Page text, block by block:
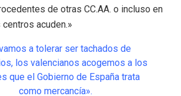
de otras CC.AA. o incluso en
acuden.»
a tolerar ser tachados de
los valencianos acogemos a los
que el Gobierno de España trata
como mercancía».